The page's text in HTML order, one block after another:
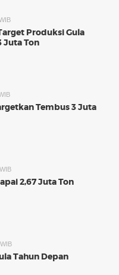
Produksi Gula
Juta Ton
Tembus 3 Juta
2,67 Juta Ton
Tahun Depan